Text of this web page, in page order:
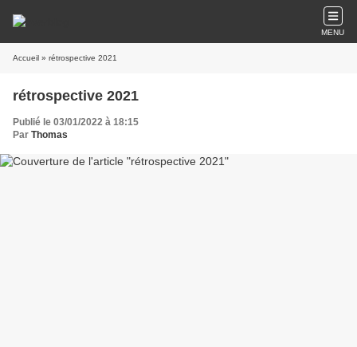
MENU
Accueil » rétrospective 2021
rétrospective 2021
Publié le 03/01/2022 à 18:15
Par Thomas